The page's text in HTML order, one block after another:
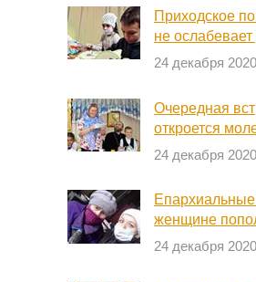
Приходское
не
24 декабря
Очередная
откроется
24 декабря
женщине
24 декабря